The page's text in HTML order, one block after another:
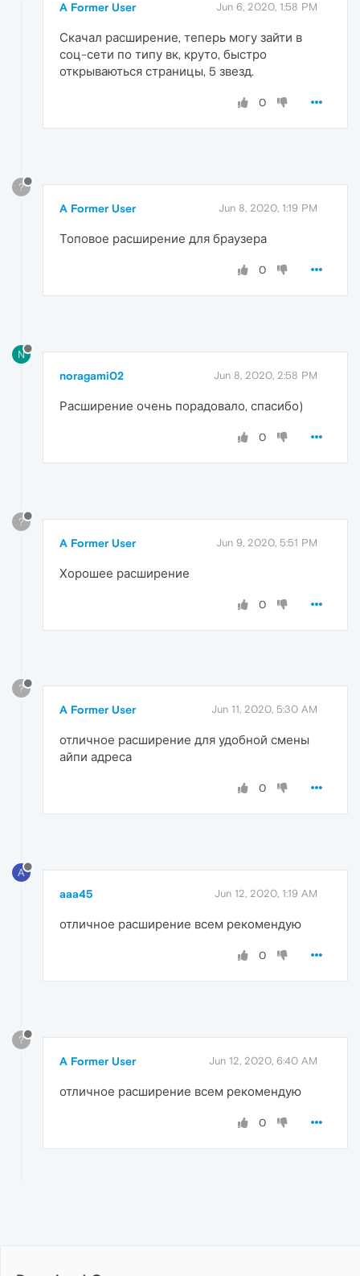
A Former User Jun 6, 2020, 1:58 PM
Скачал расширение, теперь могу зайти в
соц-сети по типу вк, круто, быстро
открываються страницы, 5 звезд.
0
?
A Former User Jun 8, 2020, 1:19 PM
Топовое расширение для браузера
0
N
noragami02 Jun 8, 2020, 2:58 PM
Расширение очень порадовало, спасибо)
0
?
A Former User Jun 9, 2020, 5:51 PM
Хорошее расширение
0
?
A Former User Jun 11, 2020, 5:30 AM
отличное расширение для удобной смены
айпи адреса
0
A
aaa45 Jun 12, 2020, 1:19 AM
отличное расширение всем рекомендую
0
?
A Former User Jun 12, 2020, 6:40 AM
отличное расширение всем рекомендую
0